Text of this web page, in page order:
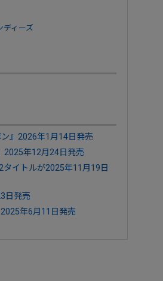
ディーズ
』2026年1月14日発売
年12月24日発売
イトルが2025年11月19日
日発売
年6月11日発売